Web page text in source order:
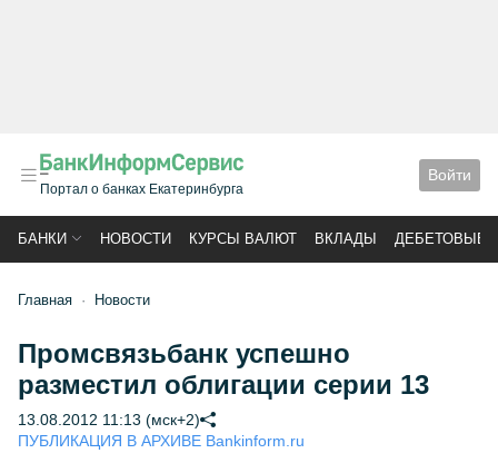
Портал о банках Екатеринбурга
Войти
БАНКИ НОВОСТИ КУРСЫ ВАЛЮТ ВКЛАДЫ ДЕБЕТОВЫЕ
Главная Новости
Промсвязьбанк успешно
разместил облигации серии 13
13.08.2012 11:13 (мск+2)
ПУБЛИКАЦИЯ В АРХИВЕ Bankinform.ru